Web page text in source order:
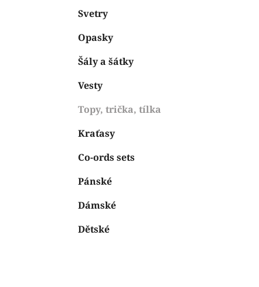
Svetry
Opasky
Šály a šátky
Vesty
Topy, trička, tílka
Kraťasy
Co-ords sets
Pánské
Dámské
Dětské